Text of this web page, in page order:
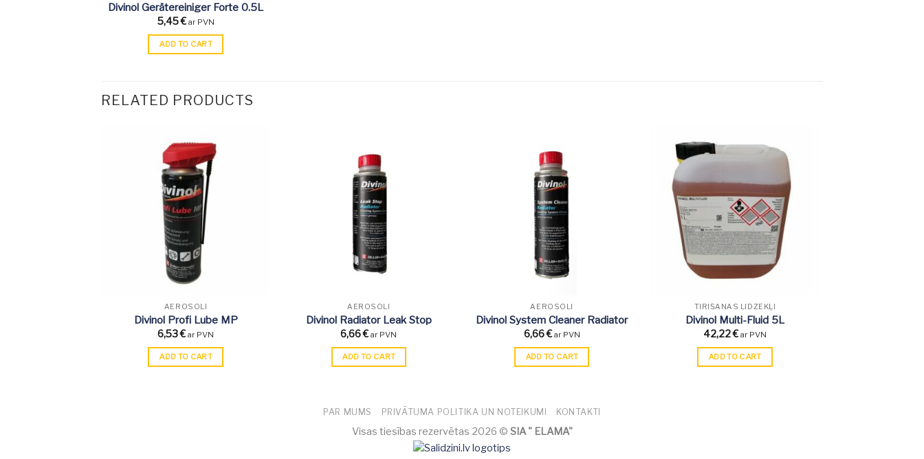
Divinol Gerätereiniger Forte 0.5L
5,45€ ar PVN
ADD TO CART
RELATED PRODUCTS
AEROSOLI
Divinol Profi Lube MP
6,53€ ar PVN
ADD TO CART
AEROSOLI
Divinol Radiator Leak Stop
6,66€ ar PVN
ADD TO CART
AEROSOLI
Divinol System Cleaner Radiator
6,66€ ar PVN
ADD TO CART
TĪRĪŠANAS LĪDZEKĻI
Divinol Multi-Fluid 5L
42,22€ ar PVN
ADD TO CART
PAR MUMS PRIVĀTUMA POLITIKA UN NOTEIKUMI KONTAKTI
Visas tiesības rezervētas 2026 © SIA " ELAMA"